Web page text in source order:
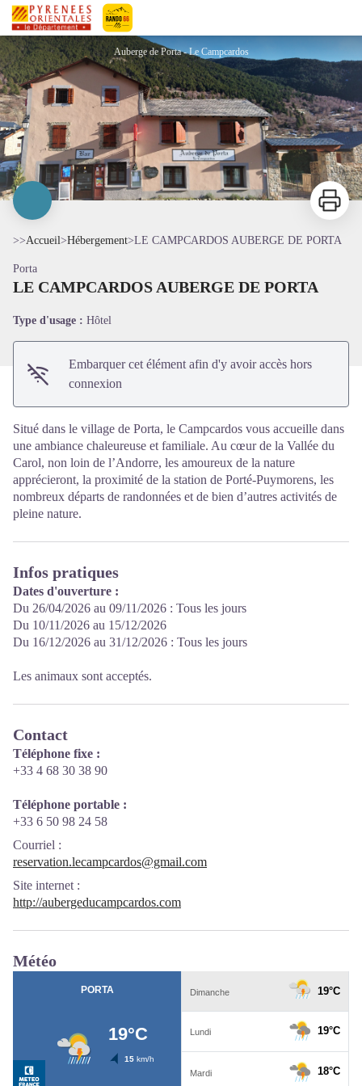
Pyrénées-Orientales Le Département
LE CAMPCARDOS AUBERGE DE PORTA
Auberge de Porta - Le Campcardos
Voir l'image en plein écran
Imprimer
>>Accueil>Hébergement>LE CAMPCARDOS AUBERGE DE PORTA
Porta
LE CAMPCARDOS AUBERGE DE PORTA
Type d'usage : Hôtel
Embarquer cet élément afin d'y avoir accès hors
connexion
Situé dans le village de Porta, le Campcardos vous accueille dans
une ambiance chaleureuse et familiale. Au cœur de la Vallée du
Carol, non loin de l’Andorre, les amoureux de la nature
apprécieront, la proximité de la station de Porté-Puymorens, les
nombreux départs de randonnées et de bien d’autres activités de
pleine nature.
Infos pratiques
Dates d'ouverture :
Du 26/04/2026 au 09/11/2026 : Tous les jours
Du 10/11/2026 au 15/12/2026
Du 16/12/2026 au 31/12/2026 : Tous les jours
Les animaux sont acceptés.
Contact
Téléphone fixe :
+33 4 68 30 38 90
Téléphone portable :
+33 6 50 98 24 58
Courriel :
reservation.lecampcardos@gmail.com
Site internet :
http://aubergeducampcardos.com
Météo